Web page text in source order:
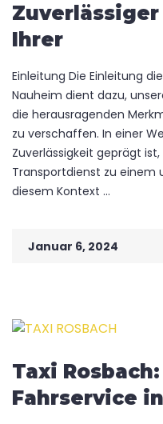
Ihrer
Einleitung Die Einleitung
Nauheim dient dazu,
die herausragenden
zu verschaffen. In einer
Zuverlässigkeit geprägt
Transportdienst zu einem
diesem Kontext ...
Januar 6, 2024
Taxi
Fahrservice